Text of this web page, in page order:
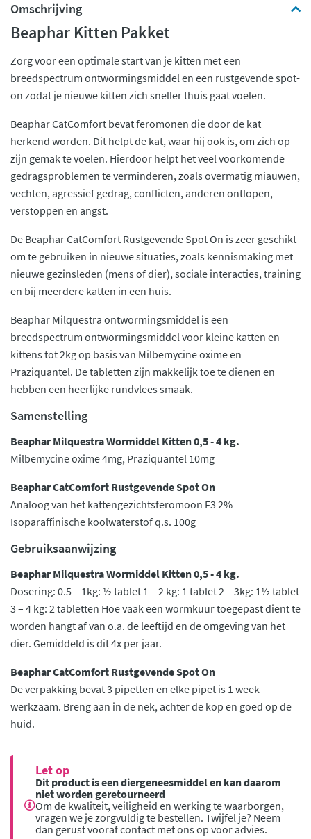
Omschrijving
Beaphar Kitten Pakket
Zorg voor een optimale start van je kitten met een
breedspectrum ontwormingsmiddel en een rustgevende spot-
on zodat je nieuwe kitten zich sneller thuis gaat voelen.
Beaphar CatComfort bevat feromonen die door de kat
herkend worden. Dit helpt de kat, waar hij ook is, om zich op
zijn gemak te voelen. Hierdoor helpt het veel voorkomende
gedragsproblemen te verminderen, zoals overmatig miauwen,
vechten, agressief gedrag, conflicten, anderen ontlopen,
verstoppen en angst.
De Beaphar CatComfort Rustgevende Spot On is zeer geschikt
om te gebruiken in nieuwe situaties, zoals kennismaking met
nieuwe gezinsleden (mens of dier), sociale interacties, training
en bij meerdere katten in een huis.
Beaphar Milquestra ontwormingsmiddel is een
breedspectrum ontwormingsmiddel voor kleine katten en
kittens tot 2kg op basis van Milbemycine oxime en
Praziquantel. De tabletten zijn makkelijk toe te dienen en
hebben een heerlijke rundvlees smaak.
Samenstelling
Beaphar Milquestra Wormiddel Kitten 0,5 - 4 kg.
Milbemycine oxime 4mg, Praziquantel 10mg
Beaphar CatComfort Rustgevende Spot On
Analoog van het kattengezichtsferomoon F3 2%
Isoparaffinische koolwaterstof q.s. 100g
Gebruiksaanwijzing
Beaphar Milquestra Wormiddel Kitten 0,5 - 4 kg.
Dosering: 0.5 – 1kg: ½ tablet 1 – 2 kg: 1 tablet 2 – 3kg: 1½ tablet
3 – 4 kg: 2 tabletten Hoe vaak een wormkuur toegepast dient te
worden hangt af van o.a. de leeftijd en de omgeving van het
dier. Gemiddeld is dit 4x per jaar.
Beaphar CatComfort Rustgevende Spot On
De verpakking bevat 3 pipetten en elke pipet is 1 week
werkzaam. Breng aan in de nek, achter de kop en goed op de
huid.
Let op
Dit product is een diergeneesmiddel en kan daarom
niet worden geretourneerd
Om de kwaliteit, veiligheid en werking te waarborgen,
vragen we je zorgvuldig te bestellen. Twijfel je? Neem
dan gerust vooraf contact met ons op voor advies.